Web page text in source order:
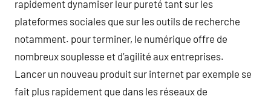
rapidement dynamiser leur pureté tant sur les
plateformes sociales que sur les outils de recherche
notamment. pour terminer, le numérique offre de
nombreux souplesse et d’agilité aux entreprises.
Lancer un nouveau produit sur internet par exemple se
fait plus rapidement que dans les réseaux de